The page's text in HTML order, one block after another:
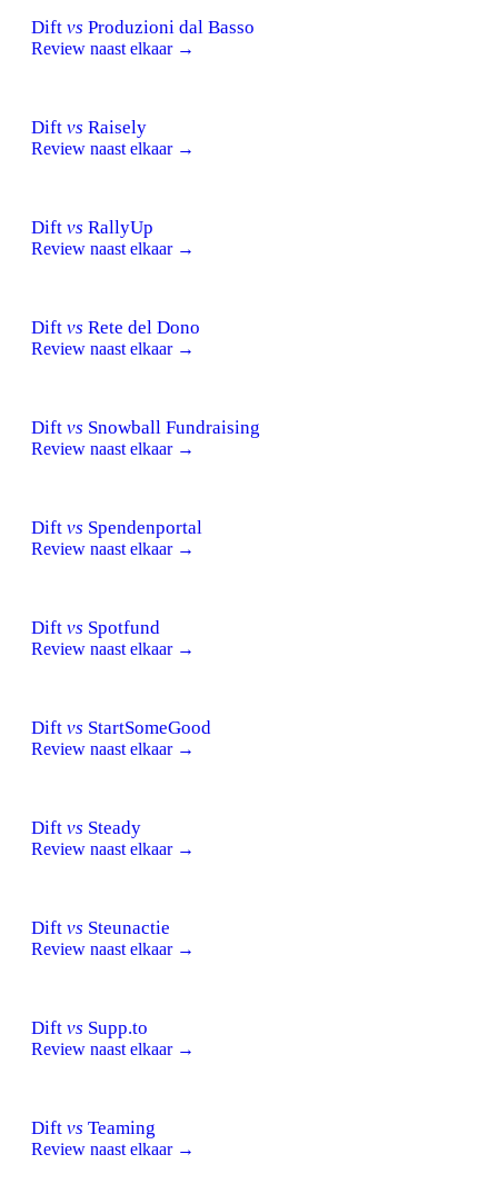
Dift vs Produzioni dal Basso
Review naast elkaar →
Dift vs Raisely
Review naast elkaar →
Dift vs RallyUp
Review naast elkaar →
Dift vs Rete del Dono
Review naast elkaar →
Dift vs Snowball Fundraising
Review naast elkaar →
Dift vs Spendenportal
Review naast elkaar →
Dift vs Spotfund
Review naast elkaar →
Dift vs StartSomeGood
Review naast elkaar →
Dift vs Steady
Review naast elkaar →
Dift vs Steunactie
Review naast elkaar →
Dift vs Supp.to
Review naast elkaar →
Dift vs Teaming
Review naast elkaar →